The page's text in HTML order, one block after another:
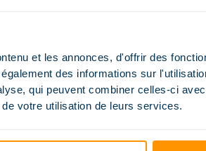
et les annonces, d'offrir des
des informations sur
qui peuvent combiner celles-ci
votre utilisation de leurs services.